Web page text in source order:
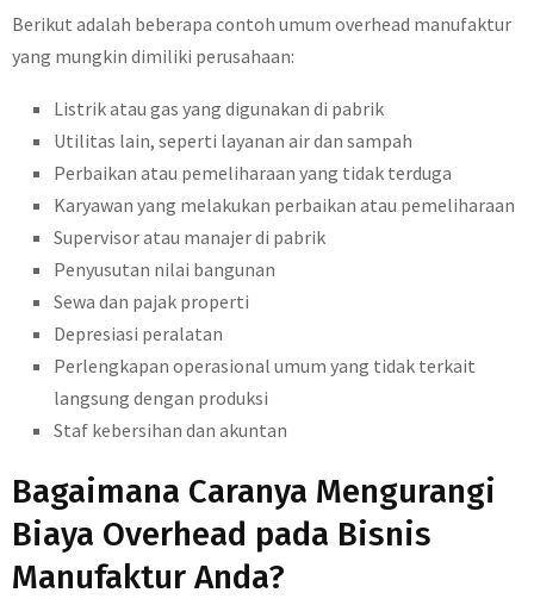
Berikut adalah beberapa contoh umum overhead manufaktur
yang mungkin dimiliki perusahaan:
Listrik atau gas yang digunakan di pabrik
Utilitas lain, seperti layanan air dan sampah
Perbaikan atau pemeliharaan yang tidak terduga
Karyawan yang melakukan perbaikan atau pemeliharaan
Supervisor atau manajer di pabrik
Penyusutan nilai bangunan
Sewa dan pajak properti
Depresiasi peralatan
Perlengkapan operasional umum yang tidak terkait
langsung dengan produksi
Staf kebersihan dan akuntan
Bagaimana Caranya Mengurangi
Biaya Overhead pada Bisnis
Manufaktur Anda?